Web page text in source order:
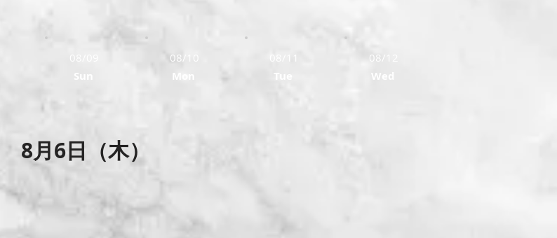
08/09
Sun
08/10
Mon
08/11
Tue
08/12
Wed
8月6日（木）